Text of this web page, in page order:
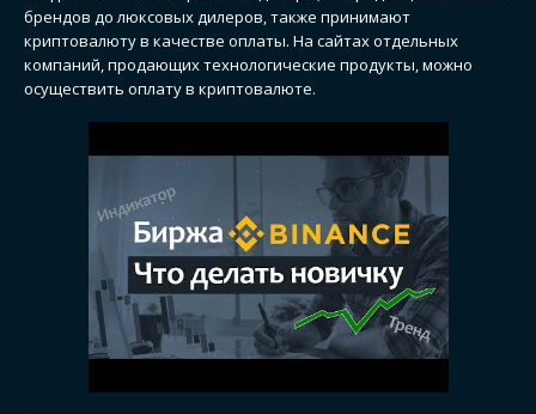
брендов до люксовых дилеров, также принимают
криптовалюту в качестве оплаты. На сайтах отдельных
компаний, продающих технологические продукты, можно
осуществить оплату в криптовалюте.